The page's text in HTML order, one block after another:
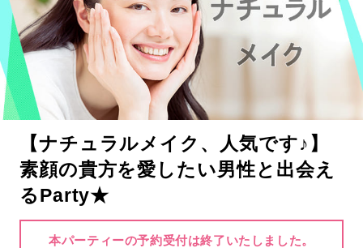
【ナチュラルメイク、人気です♪】
素顔の貴方を愛したい男性と出会え
るParty★
本パーティーの予約受付は終了いたしました。